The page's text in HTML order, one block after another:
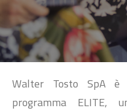
Walter Tosto SpA
programma ELITE,